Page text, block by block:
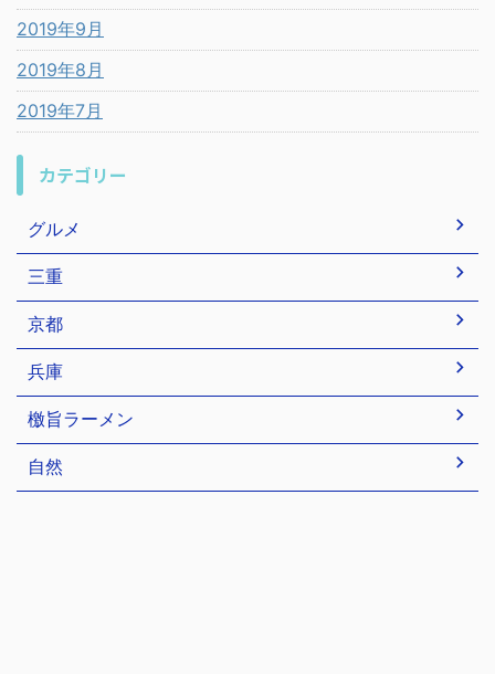
2019年9月
2019年8月
2019年7月
カテゴリー
グルメ
三重
京都
兵庫
檄旨ラーメン
自然